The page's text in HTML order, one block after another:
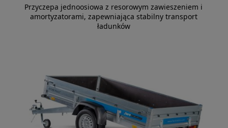
Przyczepa jednoosiowa z resorowym zawieszeniem i
amortyzatorami, zapewniająca stabilny transport
ładunków